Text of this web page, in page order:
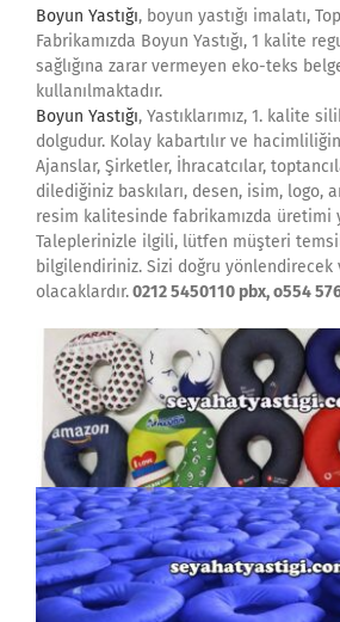
Boyun Yastığı, boyun yastığı imalatı,
Fabrikamızda Boyun Yastığı, 1 kalite
sağlığına zarar vermeyen eko-teks
kullanılmaktadır.
Boyun Yastığı, Yastıklarımız, 1. kalite
dolgudur. Kolay kabartılır ve
Ajanslar, Şirketler, İhracatcılar,
dilediğiniz baskıları, desen, isim, logo,
resim kalitesinde fabrikamızda üretimi
Taleplerinizle ilgili, lütfen müşteri
bilgilendiriniz. Sizi doğru yönlendirecek
olacaklardır.0212 5450110 pbx, o554